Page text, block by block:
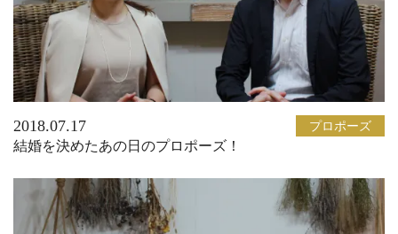
2018.07.17 プロポーズ
結婚を決めたあの日のプロポーズ！